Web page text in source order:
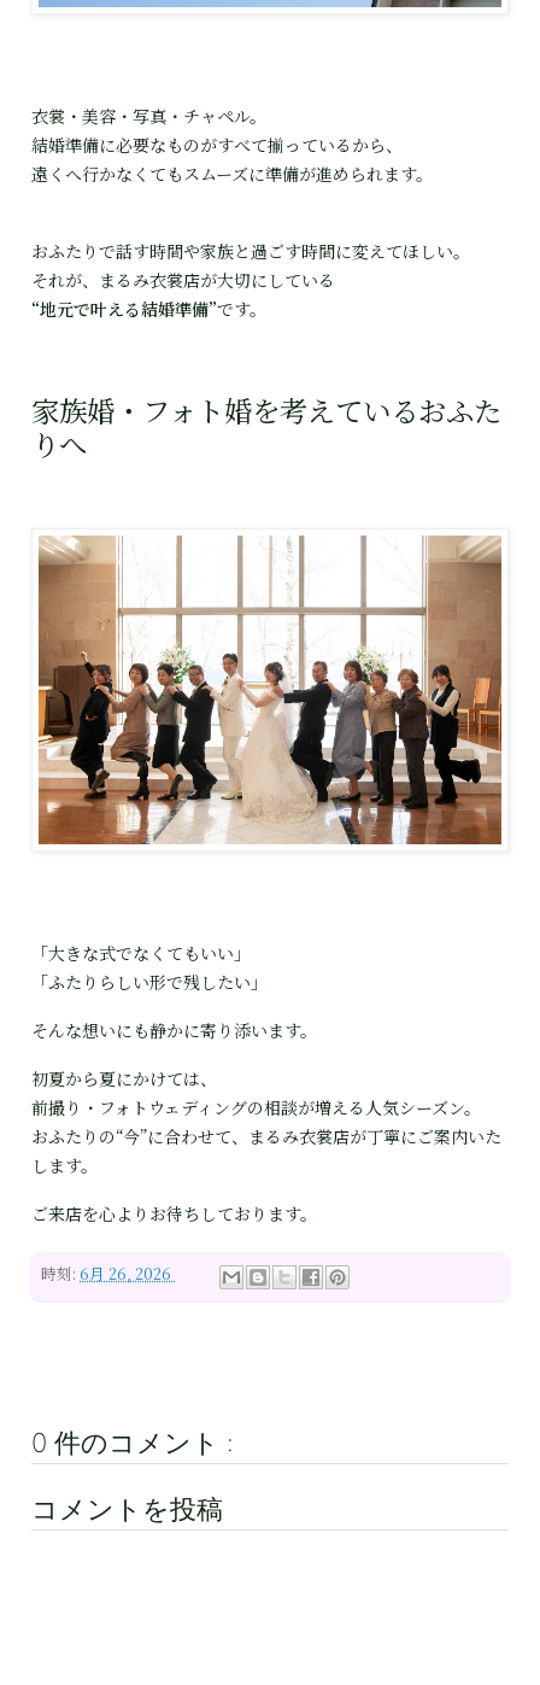
衣裳・美容・写真・チャペル。
結婚準備に必要なものがすべて揃っているから、
遠くへ行かなくてもスムーズに準備が進められます。
おふたりで話す時間や家族と過ごす時間に変えてほしい。
“地元で叶える結婚準備”です。
家族婚・フォト婚を考えているおふた
りへ
「大きな式でなくてもいい」
「ふたりらしい形で残したい」
そんな想いにも静かに寄り添います。
初夏から夏にかけては、
前撮り・フォトウェディングの相談が増える人気シーズン。
おふたりの“今”に合わせて、まるみ衣裳店が丁寧にご案内いた
します。
ご来店を心よりお待ちしております。
時刻: 6月 26, 2026
0 件のコメント :
コメントを投稿